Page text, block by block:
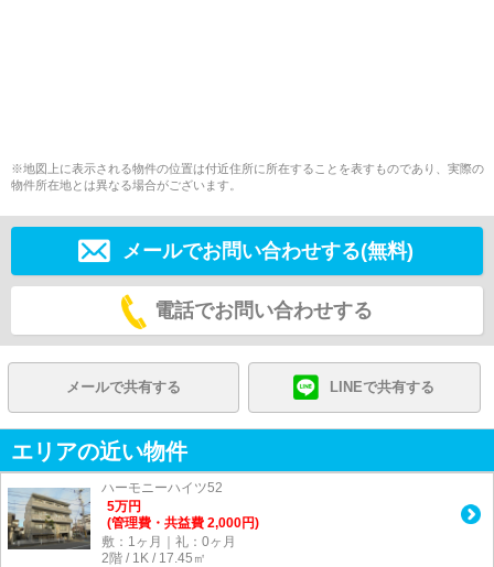
※地図上に表示される物件の位置は付近住所に所在することを表すものであり、実際の
物件所在地とは異なる場合がございます。
メールでお問い合わせする(無料)
電話でお問い合わせする
メールで共有する LINEで共有する
エリアの近い物件
ハーモニーハイツ52
5万円
(管理費・共益費 2,000円)
敷：1ヶ月｜礼：0ヶ月
2階 / 1K / 17.45㎡